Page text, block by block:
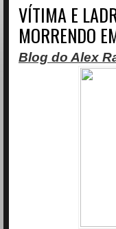
VÍTIMA E
MORRENDO
Blog do Alex